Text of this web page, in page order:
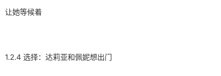
让她等候着
1.2.4 选择：达莉亚和佩妮想出门